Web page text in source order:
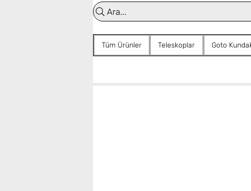
Ara...
Tüm Ürünler Teleskoplar Goto